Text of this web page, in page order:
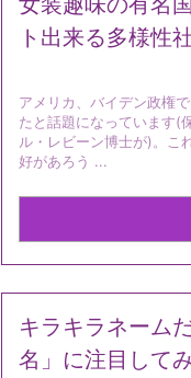
ト出来る多様性
アメリカ、バイデン政権
たと話題になっています(
ル・レビーン博士が)。こ
好があろう ...
キラキラネーム
名」に注目して